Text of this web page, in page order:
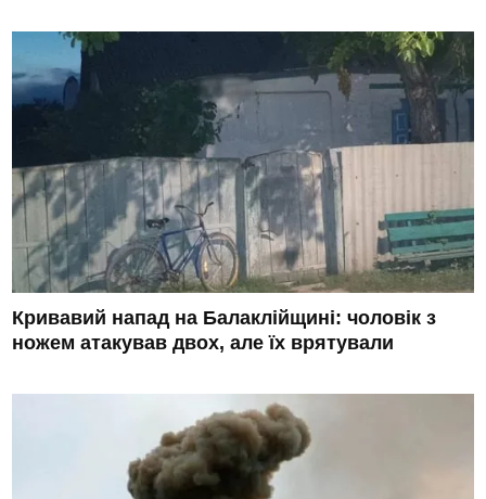
Кривавий напад на Балаклійщині: чоловік з
ножем атакував двох, але їх врятували